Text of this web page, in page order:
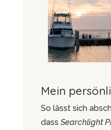
Mein
So lässt sich
dass Searchlight